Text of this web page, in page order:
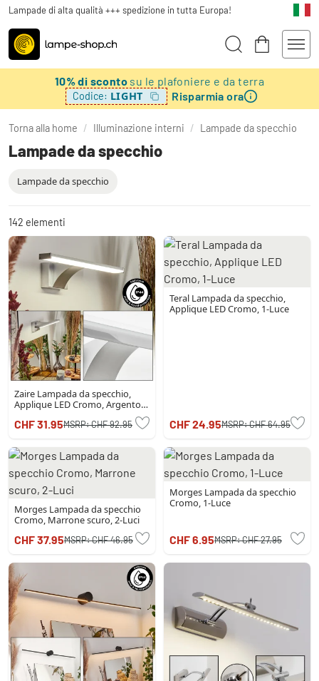
Lampade di alta qualità +++ spedizione in tutta Europa!
10% di sconto su le plafoniere e da terra
Codice: LIGHT Risparmia ora
Torna alla home / Illuminazione interni / Lampade da specchio
Lampade da specchio
Lampade da specchio
142 elementi
Zaire Lampada da specchio,
Applique LED Cromo, Argento,
1-Luce, Sensori di movimento
CHF 31.95MSRP:CHF 92.95
Teral Lampada da specchio,
Applique LED Cromo, 1-Luce
CHF 24.95MSRP:CHF 64.95
Morges Lampada da specchio
Cromo, Marrone scuro, 2-Luci
CHF 37.95MSRP:CHF 46.95
Morges Lampada da specchio
Cromo, 1-Luce
CHF 6.95MSRP:CHF 27.95